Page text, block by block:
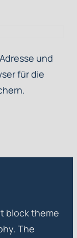
und
für die
block theme
The